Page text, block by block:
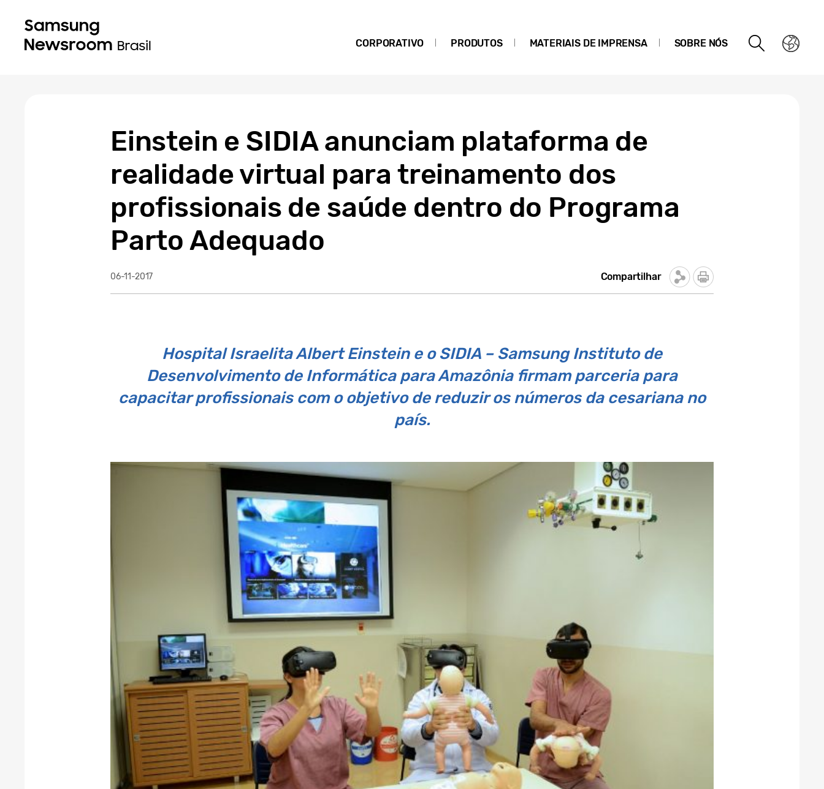
CORPORATIVO PRODUTOS MATERIAIS DE IMPRENSA SOBRE NÓS
Einstein e SIDIA anunciam plataforma de
realidade virtual para treinamento dos
profissionais de saúde dentro do Programa
Parto Adequado
06-11-2017 Compartilhar
Hospital Israelita Albert Einstein e o SIDIA – Samsung Instituto de
Desenvolvimento de Informática para Amazônia firmam parceria para
capacitar profissionais com o objetivo de reduzir os números da cesariana no
país.